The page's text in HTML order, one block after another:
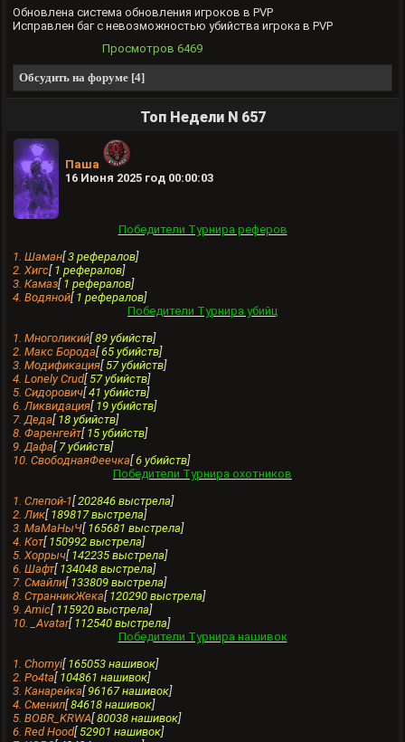
Обновлена система обновления игроков в PVP
Исправлен баг с невозможностью убийства игрока в PVP
Просмотров 6469
Обсудить на форуме [4]
Топ Недели N 657
Паша
16 Июня 2025 год 00:00:03
Победители Турнира реферов
1. Шамaн[ 3 рефералов]
2. Хигс[ 1 рефералов]
3. Камаз[ 1 рефералов]
4. Водяной[ 1 рефералов]
Победители Турнира убийц
1. Многоликий[ 89 убийств]
2. Макс Борода[ 65 убийств]
3. Модификация[ 57 убийств]
4. Lonely Crud[ 57 убийств]
5. Cидорович[ 41 убийств]
6. Ликвидация[ 19 убийств]
7. Деда[ 18 убийств]
8. Фаренгейт[ 15 убийств]
9. Дафа[ 7 убийств]
10. СвободнаяФеечка[ 6 убийств]
Победители Турнира охотников
1. Слепой-1[ 202846 выстрела]
2. Лик[ 189817 выстрела]
3. МаМаНыЧ[ 165681 выстрела]
4. Кот[ 150992 выстрела]
5. Хоррыч[ 142235 выстрела]
6. Шафт[ 134048 выстрела]
7. Смайли[ 133809 выстрела]
8. СтранникЖека[ 120290 выстрела]
9. Amic[ 115920 выстрела]
10. _Avatar[ 112540 выстрела]
Победители Турнира нашивок
1. Chornyi[ 165053 нашивок]
2. Po4ta[ 104861 нашивок]
3. Кaнарейка[ 96167 нашивок]
4. Сменил[ 84618 нашивок]
5. BOBR_KRWA[ 80038 нашивок]
6. Red Hood[ 52901 нашивок]